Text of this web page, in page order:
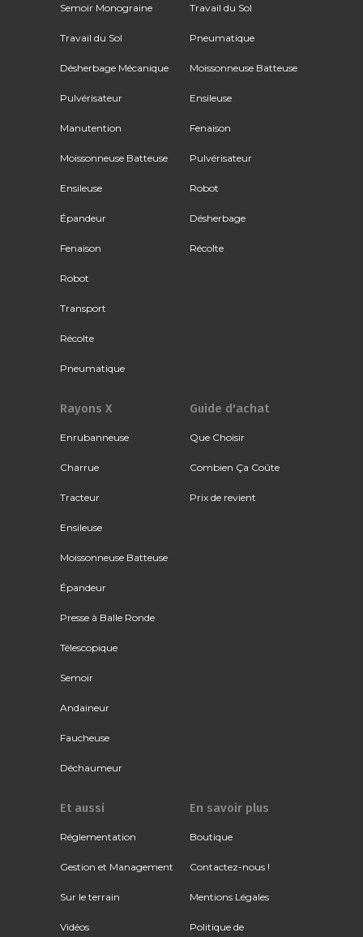
Semoir Monograine
Travail du Sol
Désherbage Mécanique
Pulvérisateur
Manutention
Moissonneuse Batteuse
Ensileuse
Épandeur
Fenaison
Robot
Transport
Récolte
Pneumatique
Travail du Sol
Pneumatique
Moissonneuse Batteuse
Ensileuse
Fenaison
Pulvérisateur
Robot
Désherbage
Récolte
Rayons X
Enrubanneuse
Charrue
Tracteur
Ensileuse
Moissonneuse Batteuse
Épandeur
Presse à Balle Ronde
Télescopique
Semoir
Andaineur
Faucheuse
Déchaumeur
Guide d'achat
Que Choisir
Combien Ça Coûte
Prix de revient
Et aussi
Réglementation
Gestion et Management
Sur le terrain
Vidéos
En savoir plus
Boutique
Contactez-nous !
Mentions Légales
Politique de